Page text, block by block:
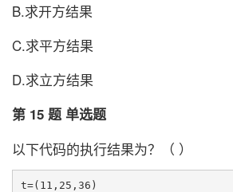
B.求开方结果
C.求平方结果
D.求立方结果
第 15 题 单选题
以下代码的执行结果为？（ ）
t=(11,25,36)